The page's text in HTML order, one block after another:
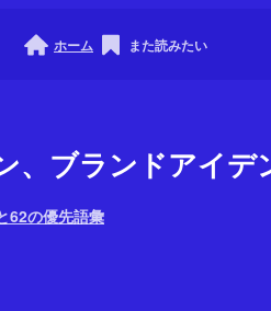
ホーム また読みたい
、ブランドアイデ
62の優先語彙